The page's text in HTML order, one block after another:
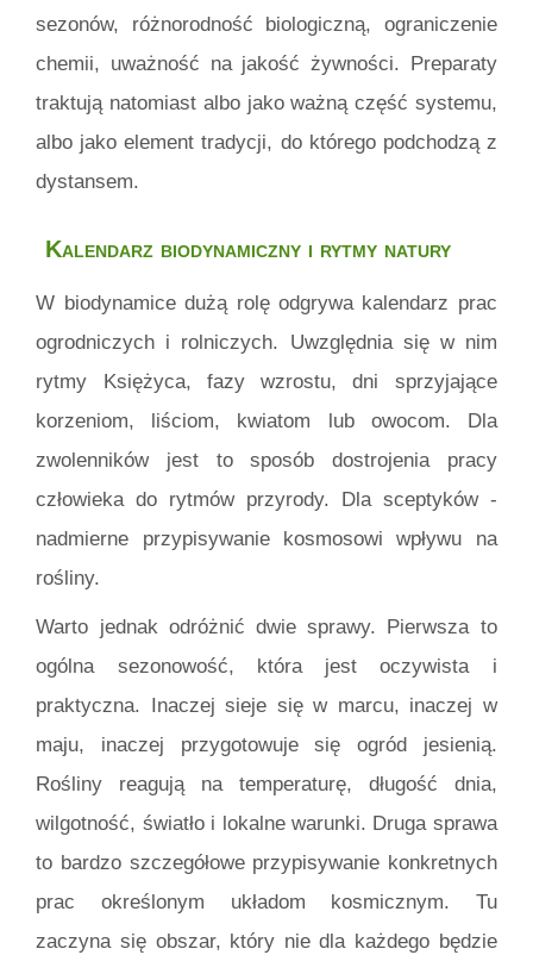
sezonów, różnorodność biologiczną, ograniczenie
chemii, uważność na jakość żywności. Preparaty
traktują natomiast albo jako ważną część systemu,
albo jako element tradycji, do którego podchodzą z
dystansem.
Kalendarz biodynamiczny i rytmy natury
W biodynamice dużą rolę odgrywa kalendarz prac
ogrodniczych i rolniczych. Uwzględnia się w nim
rytmy Księżyca, fazy wzrostu, dni sprzyjające
korzeniom, liściom, kwiatom lub owocom. Dla
zwolenników jest to sposób dostrojenia pracy
człowieka do rytmów przyrody. Dla sceptyków -
nadmierne przypisywanie kosmosowi wpływu na
rośliny.
Warto jednak odróżnić dwie sprawy. Pierwsza to
ogólna sezonowość, która jest oczywista i
praktyczna. Inaczej sieje się w marcu, inaczej w
maju, inaczej przygotowuje się ogród jesienią.
Rośliny reagują na temperaturę, długość dnia,
wilgotność, światło i lokalne warunki. Druga sprawa
to bardzo szczegółowe przypisywanie konkretnych
prac określonym układom kosmicznym. Tu
zaczyna się obszar, który nie dla każdego będzie